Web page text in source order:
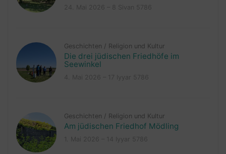
Geschichten / Religion und Kultur
Die drei jüdischen Friedhöfe im
Seewinkel
Geschichten / Religion und Kultur
Am jüdischen Friedhof Mödling